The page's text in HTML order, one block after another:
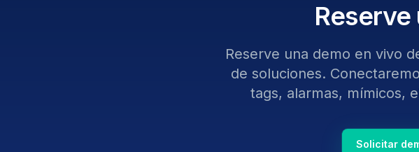
Reserve
Reserve una demo en vivo
de soluciones.
tags, alarmas, mímicos,
Solicitar